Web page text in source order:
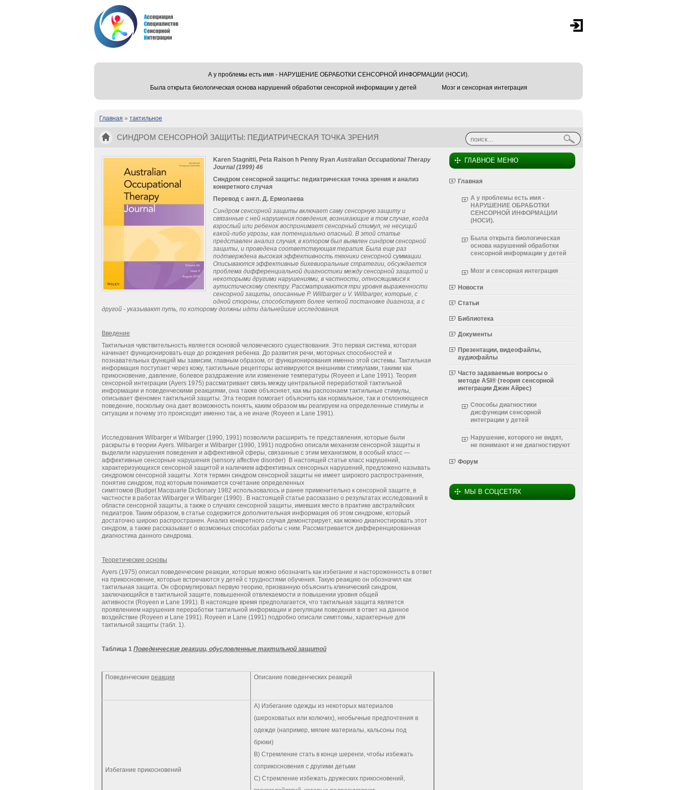
А у проблемы есть имя - НАРУШЕНИЕ ОБРАБОТКИ СЕНСОРНОЙ ИНФОРМАЦИИ (НОСИ).
Была открыта биологическая основа нарушений обработки сенсорной информации у детей
Мозг и сенсорная интеграция
Вы здесь
Главная » тактильное
СИНДРОМ СЕНСОРНОЙ ЗАЩИТЫ: ПЕДИАТРИЧЕСКАЯ ТОЧКА ЗРЕНИЯ Форма поиска
Найти
Karen Stagnitti, Peta Raison h Penny Ryan Australian Occupational Therapy
Journal (1999) 46
Синдром сенсорной защиты: педиатрическая точка зрения и анализ
конкретного случая
Перевод с англ. Д. Ермолаева
Синдром сенсорной защиты включает саму сенсорную защиту и
связанные с ней нарушения поведения, возникающие в том случае, когда
взрослый или ребенок воспринимает сенсорный стимул, не несущий
какой-либо угрозы, как потенциально опасный. В этой статье
представлен анализ случая, в котором был выявлен синдром сенсорной
защиты, и проведена соответствующая терапия. Была еще раз
подтверждена высокая эффективность техники сенсорной суммации.
Описываются эффективные бихевиоральные стратегии, обсуждается
проблема дифференциальной диагностики между сенсорной защитой и
некоторыми другими нарушениями, в частности, относящимися к
аутистическому спектру. Рассматриваются три уровня выраженности
сенсорной защиты, описанные P. Willbargeru V. Willbarger, которые, с
одной стороны, способствуют более четкой постановке диагноза, а с
другой - указывают путь, по которому должны идти дальнейшие исследования.
Введение
Тактильная чувствительность является основой человеческого существования. Это первая система, которая
начинает функционировать еще до рождения ребенка. До развития речи, моторных способностей и
познавательных функций мы зависим, главным образом, от функционирования именно этой системы. Тактильная
информация поступает через кожу, тактильные рецепторы активируются внешними стимулами, такими как
прикосновение, давление, болевое раздражение или изменение температуры (Royeen и Lane 1991). Теория
сенсорной интеграции (Ayers 1975) рассматривает связь между центральной переработкой тактильной
информации и поведенческими реакциями, она также объясняет, как мы распознаем тактильные стимулы,
описывает феномен тактильной защиты. Эта теория помогает объяснить как нормальное, так и отклоняющееся
поведение, поскольку она дает возможность понять, каким образом мы реагируем на определенные стимулы и
ситуации и почему это происходит именно так, а не иначе (Royeen и Lane 1991).
Исследования Wilbarger и Wilbarger (1990, 1991) позволили расширить те представления, которые были
раскрыты в теории Ayers. Wilbarger и Wilbarger (1990, 1991) подробно описали механизм сенсорной защиты и
выделили нарушения поведения и аффективной сферы, связанные с этим механизмом, в особый класс —
аффективные сенсорные нарушения (sensory affective disorder) В настоящей статье класс нарушений,
характеризующихся сенсорной защитой и наличием аффективных сенсорных нарушений, предложено называть
синдромом сенсорной защиты. Хотя термин синдром сенсорной защиты не имеет широкого распространения,
понятие синдром, под которым понимается сочетание определенных
симптомов (Budget Macquarie Dictionary 1982 использовалось и ранее применительно к сенсорной защите, в
частности в работах Wilbarger и Wilbarger (1990).. В настоящей статье рассказано о результатах исследований в
области сенсорной защиты, а также о случаях сенсорной защиты, имевших место в практике австралийских
педиатров. Таким образом, в статье содержится дополнительная информация об этом синдроме, который
достаточно широко распространен. Анализ конкретного случая демонстрирует, как можно диагностировать этот
синдром, а также рассказывает о возможных способах работы с ним. Рассматривается дифференцированная
диагностика данного синдрома.
Теоретические основы
Ayers (1975) описал поведенческие реакции, которые можно обозначить как избегание и настороженность в ответ
на прикосновение, которые встречаются у детей с трудностями обучения. Такую реакцию он обозначил как
тактильная защита. Он сформулировал первую теорию, призванную объяснить клинический синдром,
заключающийся в тактильной защите, повышенной отвлекаемости и повышении уровня общей
активности (Royeen и Lane 1991). В настоящее время предполагается, что тактильная защита является
проявлением нарушения переработки тактильной информации и регуляции поведения в ответ на данное
воздействие (Royeen и Lane 1991). Royeen и Lane (1991) подробно описали симптомы, характерные для
тактильной защиты (табл. 1).
Таблица 1 Поведенческие реакции, обусловленные тактильной защитой
Поведенческие реакции Описание поведенческих реакций
Избегание прикосновений
А) Избегание одежды из некоторых материалов
(шероховатых или колючих), необычные предпочтения в
одежде (например, мягкие материалы, кальсоны под
брюки)
В) Стремление стать в конце шеренги, чтобы избежать
соприкосновения с другими детьми
С) Стремление избежать дружеских прикосновений,
ГЛАВНОЕ МЕНЮ
Главная
А у проблемы есть имя -
НАРУШЕНИЕ ОБРАБОТКИ
СЕНСОРНОЙ ИНФОРМАЦИИ
(НОСИ).
Была открыта биологическая
основа нарушений обработки
сенсорной информации у детей
Мозг и сенсорная интеграция
Новости
Статьи
Библиотека
Документы
Презентации, видеофайлы,
аудиофайлы
Часто задаваемые вопросы о
методе ASI® (теория сенсорной
интеграции Джин Айрес)
Способы диагностики
дисфункции сенсорной
интеграции у детей
Нарушение, которого не видят,
не понимают и не диагностируют
Форум
МЫ В СОЦСЕТЯХ